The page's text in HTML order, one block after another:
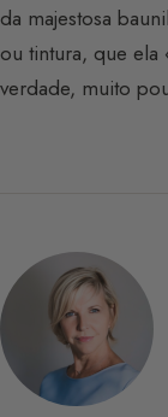
da majestosa
ou tintura, que ela
verdade, muito